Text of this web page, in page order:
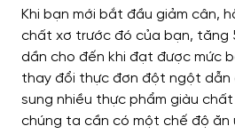
Khi bạn mới bắt đầu giảm cân,
chất xơ trước đó của bạn, tăng
dần cho đến khi đạt được mức
thay đổi thực đơn đột ngột dẫn
sung nhiều thực phẩm giàu
chúng ta cần có một chế độ ăn